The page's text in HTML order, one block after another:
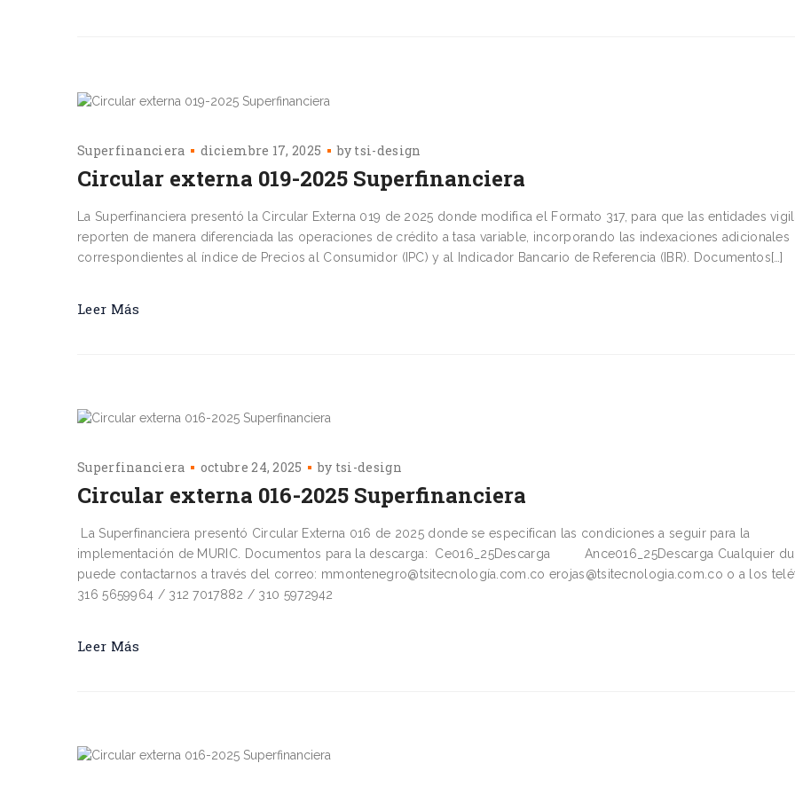
Superfinanciera diciembre 17, 2025 by tsi-design
Circular externa 019-2025 Superfinanciera
La Superfinanciera presentó la Circular Externa 019 de 2025 donde modifica el Formato 317, para que las entidades
reporten de manera diferenciada las operaciones de crédito a tasa variable, incorporando las indexaciones adicionales
correspondientes al índice de Precios al Consumidor (IPC) y al Indicador Bancario de Referencia (IBR). Documentos[…]
Leer Más
Superfinanciera octubre 24, 2025 by tsi-design
Circular externa 016-2025 Superfinanciera
La Superfinanciera presentó Circular Externa 016 de 2025 donde se especifican las condiciones a seguir para la
implementación de MURIC. Documentos para la descarga: Ce016_25Descarga Ance016_25Descarga Cualquier
puede contactarnos a través del correo: mmontenegro@tsitecnología.com.co erojas@tsitecnologia.com.co o a los
316 5659964 / 312 7017882 / 310 5972942
Leer Más